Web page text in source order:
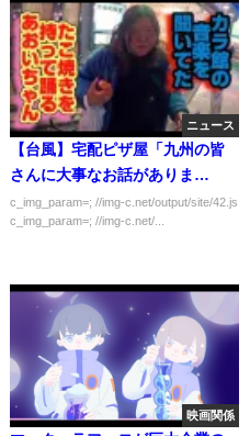
ニュース
【台風】宅配ピザ屋「九州の皆
さんに大事なお話がありま
す…」
c_img_param=; //img-c.net/output/site/42.js
c_img_param=; //img-c.net/...
映画関係